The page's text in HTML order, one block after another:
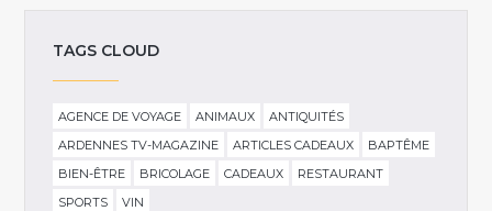
TAGS CLOUD
AGENCE DE VOYAGE ANIMAUX
ANTIQUITÉS
ARDENNES TV-MAGAZINE
ARTICLES CADEAUX
BAPTÊME
BIEN-ÊTRE
BRICOLAGE CADEAUX
RESTAURANT
SPORTS
VIN